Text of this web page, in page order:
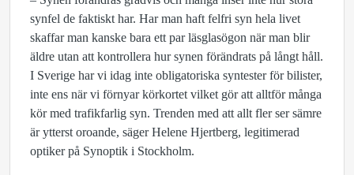
synfel de faktiskt har. Har man haft felfri syn hela livet
skaffar man kanske bara ett par läsglasögon när man blir
äldre utan att kontrollera hur synen förändrats på långt håll.
I Sverige har vi idag inte obligatoriska syntester för bilister,
inte ens när vi förnyar körkortet vilket gör att alltför många
kör med trafikfarlig syn. Trenden med att allt fler ser sämre
är ytterst oroande, säger Helene Hjertberg, legitimerad
optiker på Synoptik i Stockholm.